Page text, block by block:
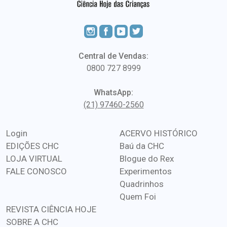
Central de Vendas:
0800 727 8999
WhatsApp:
(21) 97460-2560
Login
EDIÇÕES CHC
LOJA VIRTUAL
FALE CONOSCO
ACERVO HISTÓRICO
Baú da CHC
Blogue do Rex
Experimentos
Quadrinhos
Quem Foi
REVISTA CIÊNCIA HOJE
SOBRE A CHC